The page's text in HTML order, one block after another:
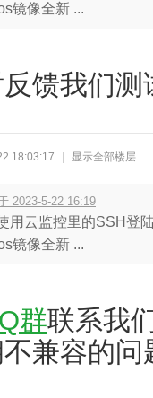
镜像全新 ...
馈我们测
18:03:17 显示全部楼层
2023-5-22 16:19
用云监控里的SSH登
镜像全新 ...
群联系我
兼容的问